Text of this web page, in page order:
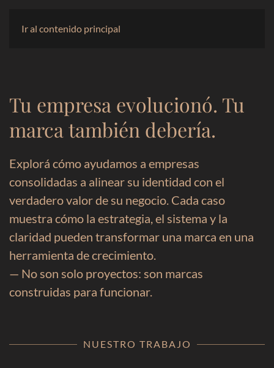
Ir al contenido principal
Tu empresa evolucionó. Tu
marca también debería.
Explorá cómo ayudamos a empresas
consolidadas a alinear su identidad con el
verdadero valor de su negocio. Cada caso
muestra cómo la estrategia, el sistema y la
claridad pueden transformar una marca en una
herramienta de crecimiento.
— No son solo proyectos: son marcas
construidas para funcionar.
NUESTRO TRABAJO